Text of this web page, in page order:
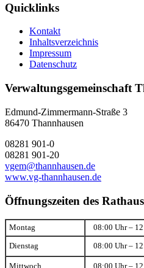
Quicklinks
Kontakt
Inhaltsverzeichnis
Impressum
Datenschutz
Verwaltungsgemeinschaft
Edmund-Zimmermann-Straße 3
86470 Thannhausen
08281 901-0
08281 901-20
vgem@thannhausen.de
www.vg-thannhausen.de
Öffnungszeiten des
Montag 08:00 Uhr –
Dienstag 08:00 Uhr –